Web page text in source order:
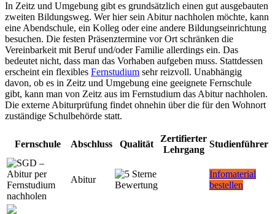
In Zeitz und Umgebung gibt es grundsätzlich einen gut ausgebauten
zweiten Bildungsweg. Wer hier sein Abitur nachholen möchte, kann
eine Abendschule, ein Kolleg oder eine andere Bildungseinrichtung
besuchen. Die festen Präsenztermine vor Ort schränken die
Vereinbarkeit mit Beruf und/oder Familie allerdings ein. Das
bedeutet nicht, dass man das Vorhaben aufgeben muss. Stattdessen
erscheint ein flexibles Fernstudium sehr reizvoll. Unabhängig
davon, ob es in Zeitz und Umgebung eine geeignete Fernschule
gibt, kann man von Zeitz aus im Fernstudium das Abitur nachholen.
Die externe Abiturprüfung findet ohnehin über die für den Wohnort
zuständige Schulbehörde statt.
Fernschule Abschluss Qualität
Zertifierter
Lehrgang
Studienführer
Abitur
Infomaterial
bestellen